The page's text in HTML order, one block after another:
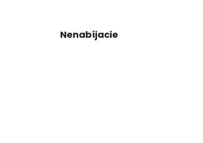
Nenabíjacie